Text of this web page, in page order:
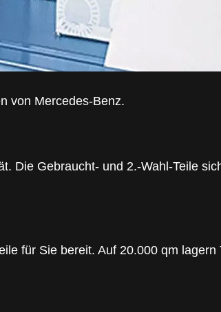
von Mercedes-Benz.
Die Gebraucht- und 2.-Wahl-Teile
für Sie bereit. Auf 20.000 qm lagern